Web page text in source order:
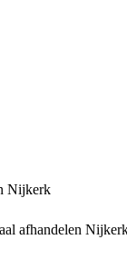
Nijkerk
afhandelen